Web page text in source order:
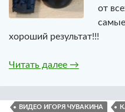
от
хороший результат!!!
Читать далее Как
→
ВИДЕО ИГОРЯ ЧУВАКИНА